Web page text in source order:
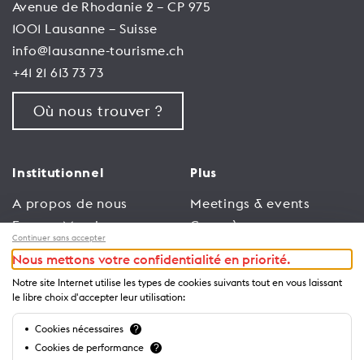
Avenue de Rhodanie 2 – CP 975
1001 Lausanne – Suisse
info@lausanne-tourisme.ch
+41 21 613 73 73
Où nous trouver ?
Institutionnel
A propos de nous
Espace Membres
Emploi
Conditions générales
d’utilisation
Politique de
confidentialité
Plus
Meetings & events
Congrès
Trade
Espace Médias
Annonceurs
Brochures et guides
Continuer sans accepter
Nous mettons votre confidentialité en priorité.
Notre site Internet utilise les types de cookies suivants tout en vous laissant
le libre choix d'accepter leur utilisation:
Cookies nécessaires ?
Cookies de performance ?